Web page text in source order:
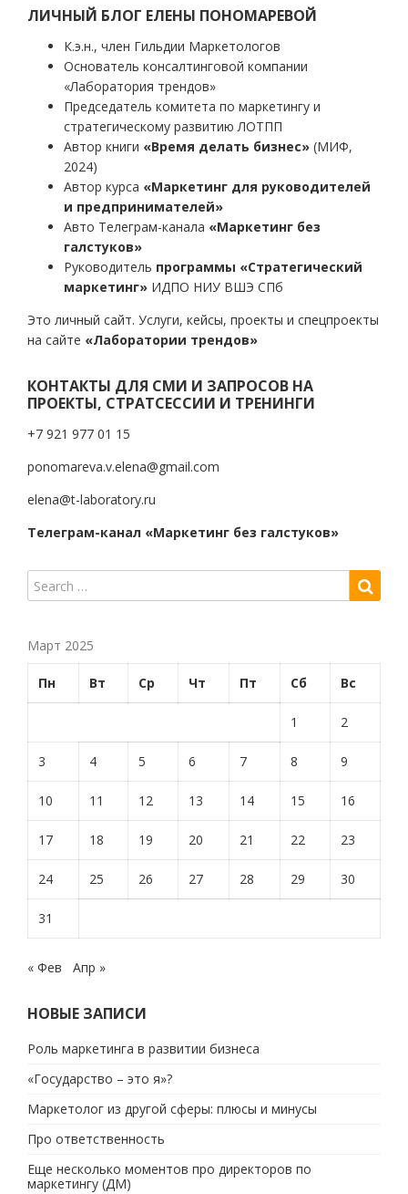
записям
ЛИЧНЫЙ БЛОГ ЕЛЕНЫ ПОНОМАРЕВОЙ
К.э.н., член Гильдии Маркетологов
Основатель консалтинговой компании
«Лаборатория трендов»
Председатель комитета по маркетингу и
стратегическому развитию ЛОТПП
Автор книги «Время делать бизнес» (МИФ,
2024)
Автор курса «Маркетинг для руководителей
и предпринимателей»
Авто Телеграм-канала «Маркетинг без
галстуков»
Руководитель программы «Стратегический
маркетинг» ИДПО НИУ ВШЭ СПб
Это личный сайт. Услуги, кейсы, проекты и спецпроекты
на сайте «Лаборатории трендов»
КОНТАКТЫ ДЛЯ СМИ И ЗАПРОСОВ НА
ПРОЕКТЫ, СТРАТСЕССИИ И ТРЕНИНГИ
+7 921 977 01 15
ponomareva.v.elena@gmail.com
elena@t-laboratory.ru
Телеграм-канал «Маркетинг без галстуков»
Март 2025
Пн Вт Ср Чт Пт Сб Вс
1 2
3 4 5 6 7 8 9
10 11 12 13 14 15 16
17 18 19 20 21 22 23
24 25 26 27 28 29 30
31
« Фев Апр »
НОВЫЕ ЗАПИСИ
Роль маркетинга в развитии бизнеса
«Государство – это я»?
Маркетолог из другой сферы: плюсы и минусы
Про ответственность
Еще несколько моментов про директоров по
маркетингу (ДМ)